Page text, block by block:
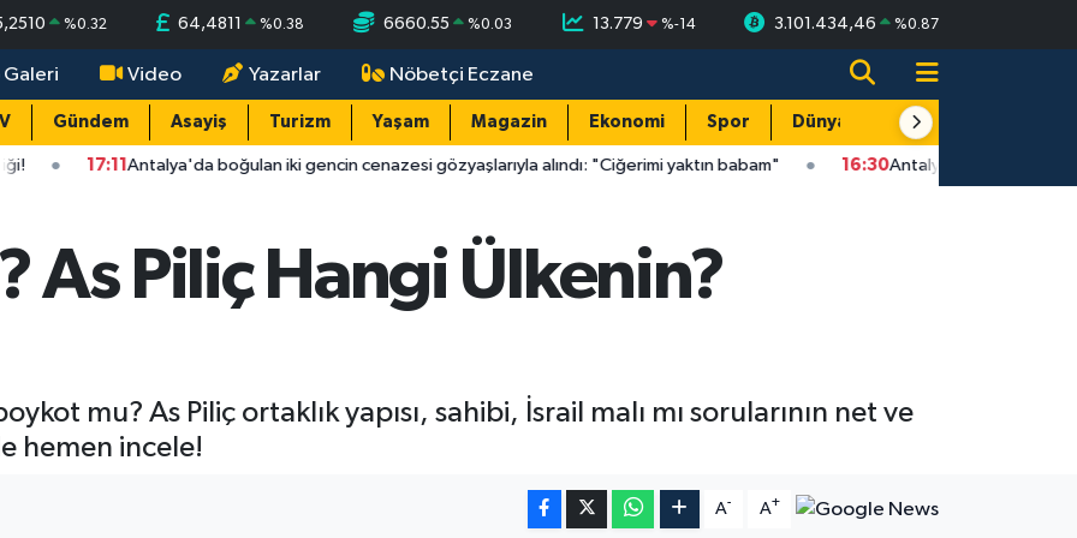
%0.32 64,4811 %0.38 6660.55 %0.03 13.779 %-14 3.101.434,46 %0.87
Galeri Video Yazarlar Nöbetçi Eczane
Gündem Asayiş Turizm Yaşam Magazin Ekonomi Spor Dünya Resmi Reklamlar
Antalya'da boğulan iki gencin cenazesi gözyaşlarıyla alındı: "Ciğerimi yaktın babam" 16:30 Antalya sahilinde üzen olay: Caretta
As Piliç Hangi Ülkenin?
mu? As Piliç ortaklık yapısı, sahibi, İsrail malı mı sorularının net ve
hemen incele!
A- A+